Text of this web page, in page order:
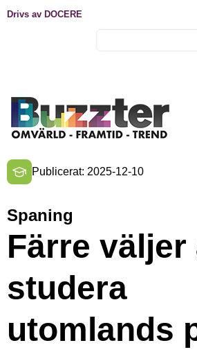
Drivs av DOCERE
Publicerat: 2025-12-10
Spaning
Färre väljer
studera
utomlands